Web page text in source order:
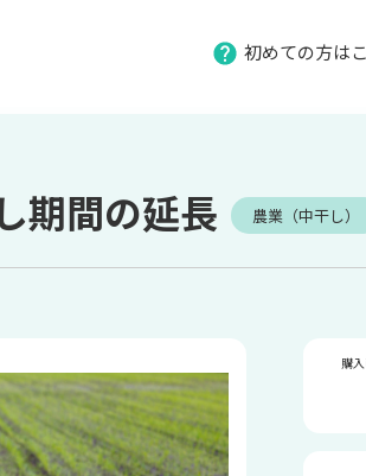
初めての方は
期間の延長 農業（中干し）
購